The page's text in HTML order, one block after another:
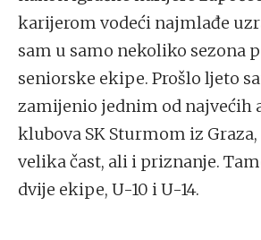
karijerom vodeći najmlađe
sam u samo nekoliko sezona
seniorske ekipe. Prošlo ljeto
zamijenio jednim od najvećih
klubova SK Sturmom iz
velika čast, ali i priznanje.
dvije ekipe, U-10 i U-14.